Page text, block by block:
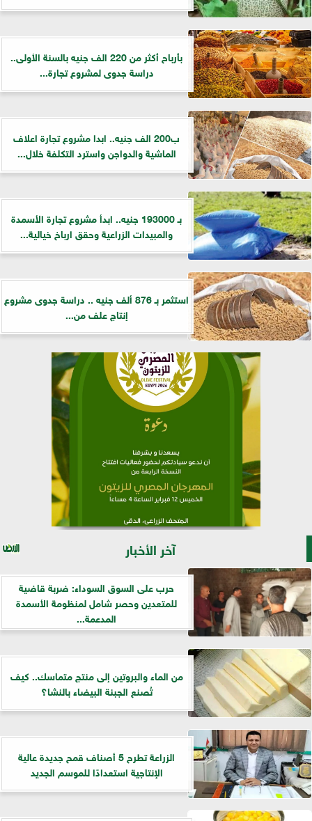
بأرباح أكثر من 220 الف جنيه بالسنة الأولى..
دراسة جدوى لمشروع تجارة...
ب200 الف جنيه.. ابدا مشروع تجارة اعلاف
الماشية والدواجن واسترد التكلفة خلال...
بـ 193000 جنيه.. ابدأ مشروع تجارة الأسمدة
والمبيدات الزراعية وحقق ارباخ خيالية...
استثمر بـ 876 ألف جنيه .. دراسة جدوى مشروع
إنتاج علف من...
آخر الأخبار
حرب على السوق السوداء: ضربة قاضية
للمتعدين وحصر شامل لمنظومة الأسمدة
المدعمة...
من الماء والبروتين إلى منتج متماسك.. كيف
تُصنع الجبنة البيضاء بالنشا؟
الزراعة تطرح 5 أصناف قمح جديدة عالية
الإنتاجية استعدادًا للموسم الجديد